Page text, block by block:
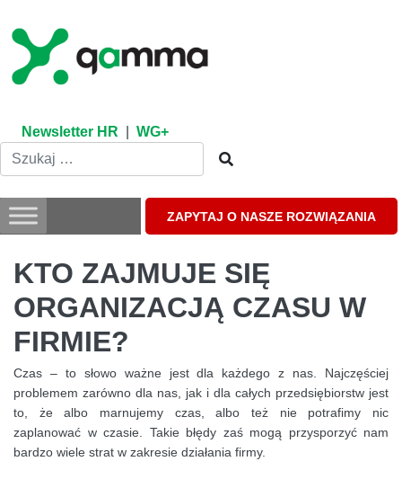
content
Newsletter HR WG+
ZAPYTAJ O NASZE ROZWIĄZANIA
KTO ZAJMUJE SIĘ
ORGANIZACJĄ CZASU W
FIRMIE?
Czas – to słowo ważne jest dla każdego z nas. Najczęściej
problemem zarówno dla nas, jak i dla całych przedsiębiorstw jest
to, że albo marnujemy czas, albo też nie potrafimy nic
zaplanować w czasie. Takie błędy zaś mogą przysporzyć nam
bardzo wiele strat w zakresie działania firmy.